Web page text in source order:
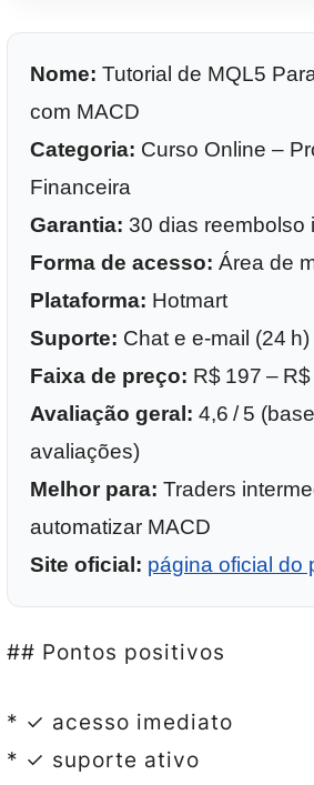
Nome: Tutorial de MQL5
com MACD
Categoria: Curso Online –
Financeira
Garantia: 30 dias reembolso
Forma de acesso: Área de
Plataforma: Hotmart
Suporte: Chat e e‑mail (24 h)
Faixa de preço: R$ 197 –
Avaliação geral: 4,6 / 5
avaliações)
Melhor para: Traders
automatizar MACD
Site oficial: página oficial do
## Pontos positivos
* ✓ acesso imediato
* ✓ suporte ativo